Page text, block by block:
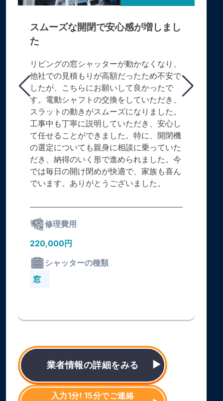
スムーズな開閉で安心感が増しまし
た
リビングの窓シャッターが動かなくなり、
他社での見積もりが高額だったため不安で
したが、こちらにお願いして良かったで
す。電動シャフトの交換をしていただき、
スラットの動きがスムーズになりました。
工事中も丁寧に説明していただき、安心し
て任せることができました。特に、開閉機
の選定についても親身に相談に乗っていた
だき、納得のいく形で進められました。今
では毎日の開け閉めが快適で、家族も喜ん
でいます。ありがとうございました。
修理費用
220,000円
シャッターの種類
窓
業者情報の詳細をみる
入力1分! 15分でご連絡